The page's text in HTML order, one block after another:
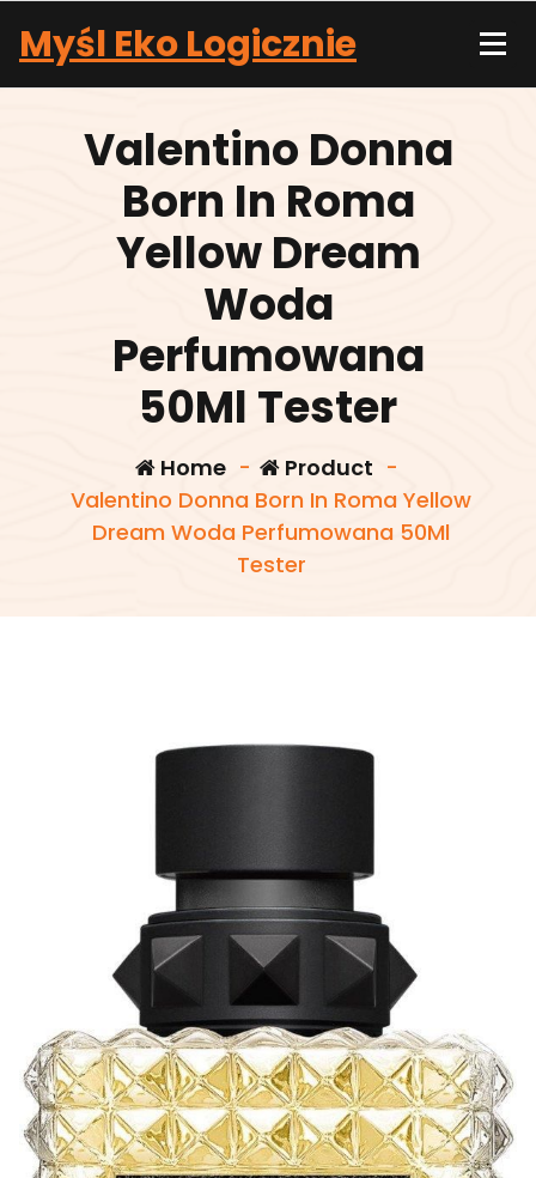
content
Myśl Eko Logicznie
Valentino Donna
Born In Roma
Yellow Dream
Woda
Perfumowana
50Ml Tester
Home- Product -
Valentino Donna Born In Roma Yellow
Dream Woda Perfumowana 50Ml
Tester